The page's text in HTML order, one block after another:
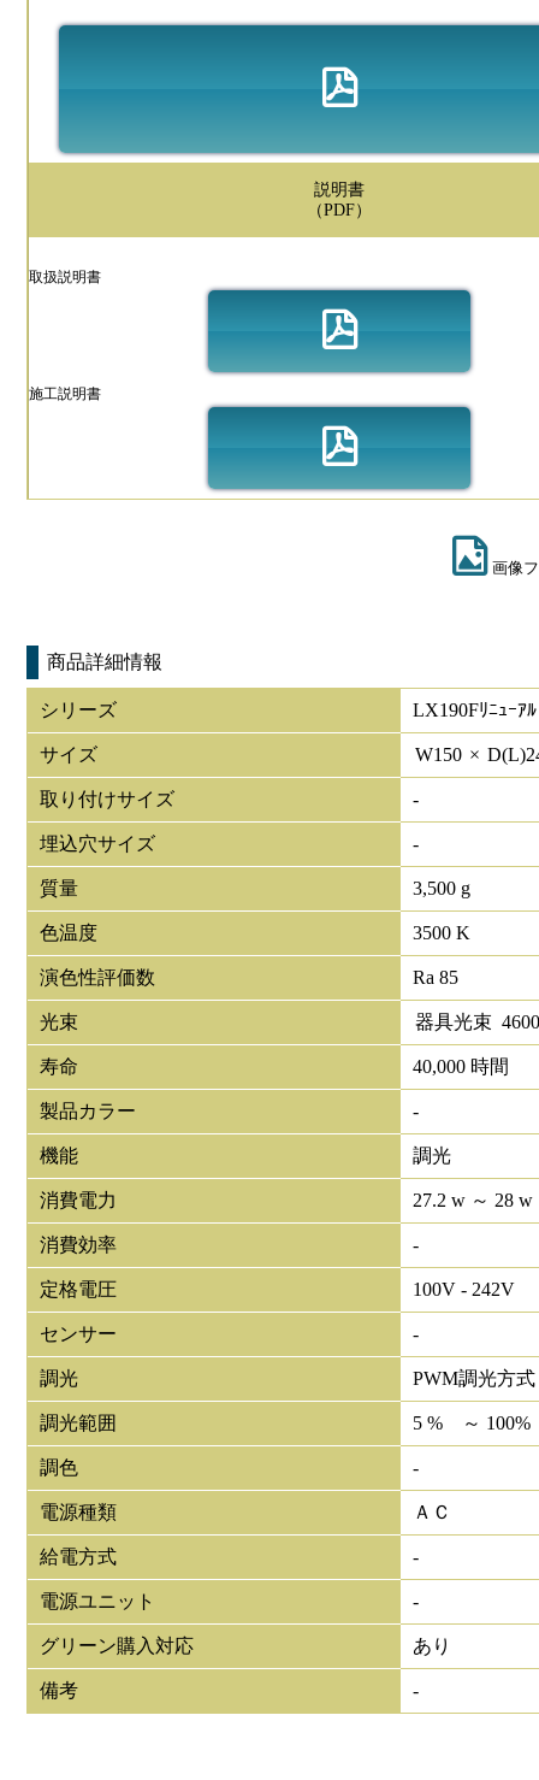
説明書
（PDF）
取扱説明書
施工説明書
画像
商品詳細情報
シリーズ LX190Fﾘﾆｭｰｱﾙ
サイズ W150 × D(L)
取り付けサイズ -
埋込穴サイズ -
質量 3,500 g
色温度 3500 K
演色性評価数 Ra 85
光束 器具光束
寿命 40,000 時間
製品カラー -
機能 調光
消費電力 27.2 w ～ 28 w
消費効率 -
定格電圧 100V - 242V
センサー -
調光 PWM調光方式
調光範囲 5 % ～ 100%
調色 -
電源種類 ＡＣ
給電方式 -
電源ユニット -
グリーン購入対応 あり
備考 -